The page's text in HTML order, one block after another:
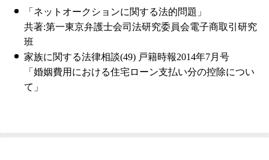
「ネットオークションに関する法的問題」
共著:第一東京弁護士会司法研究委員会電子商取引研究
班
家族に関する法律相談(49) 戸籍時報2014年7月号
「婚姻費用における住宅ローン支払い分の控除につい
て」